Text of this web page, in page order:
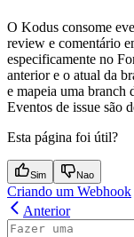
O Kodus consome
review e comentário
especificamente no
anterior e o atual da
e mapeia uma branch
Eventos de issue são
Esta página foi útil?
Sim Nao
Criando um Webhook
Anterior